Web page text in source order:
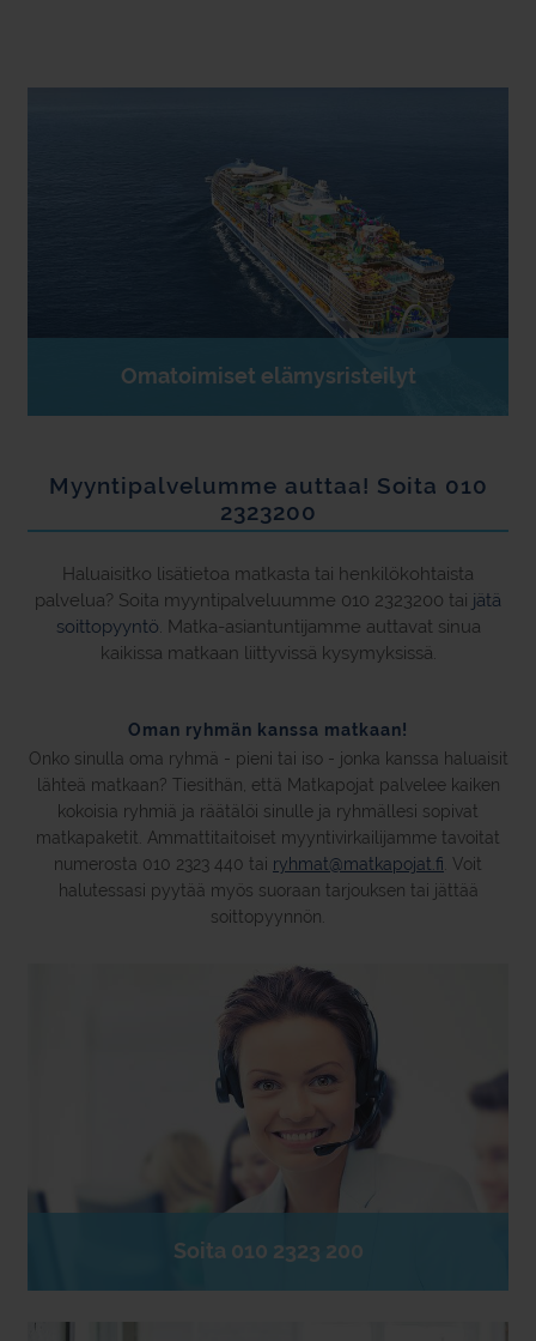
Omatoimiset elämysristeilyt
Myyntipalvelumme auttaa! Soita 010
2323200
Haluaisitko lisätietoa matkasta tai henkilökohtaista
palvelua? Soita myyntipalveluumme 010 2323200 tai jätä
soittopyyntö. Matka-asiantuntijamme auttavat sinua
kaikissa matkaan liittyvissä kysymyksissä.
Oman ryhmän kanssa matkaan!
Onko sinulla oma ryhmä - pieni tai iso - jonka kanssa haluaisit
lähteä matkaan? Tiesithän, että Matkapojat palvelee kaiken
kokoisia ryhmiä ja räätälöi sinulle ja ryhmällesi sopivat
matkapaketit. Ammattitaitoiset myyntivirkailijamme tavoitat
numerosta 010 2323 440 tai ryhmat@matkapojat.fi . Voit
halutessasi pyytää myös suoraan tarjouksen tai jättää
soittopyynnön.
Soita 010 2323 200